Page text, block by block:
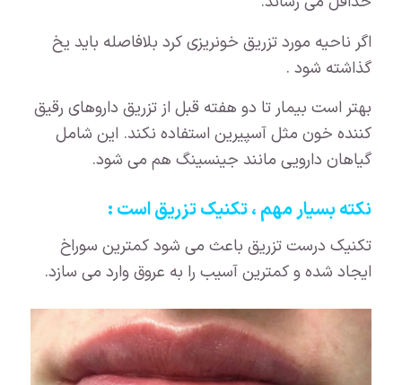
اگر ناحیه مورد تزریق خونریزی کرد بلافاصله باید یخ
گذاشته شود .
بهتر است بیمار تا دو هفته قبل از تزریق داروهای رقیق
کننده خون مثل آسپیرین استفاده نکند. این شامل
گیاهان دارویی مانند جینسینگ هم می شود.
نکته بسیار مهم ، تکنیک تزریق است :
تکنیک درست تزریق باعث می شود کمترین سوراخ
ایجاد شده و کمترین آسیب را به عروق وارد می سازد.